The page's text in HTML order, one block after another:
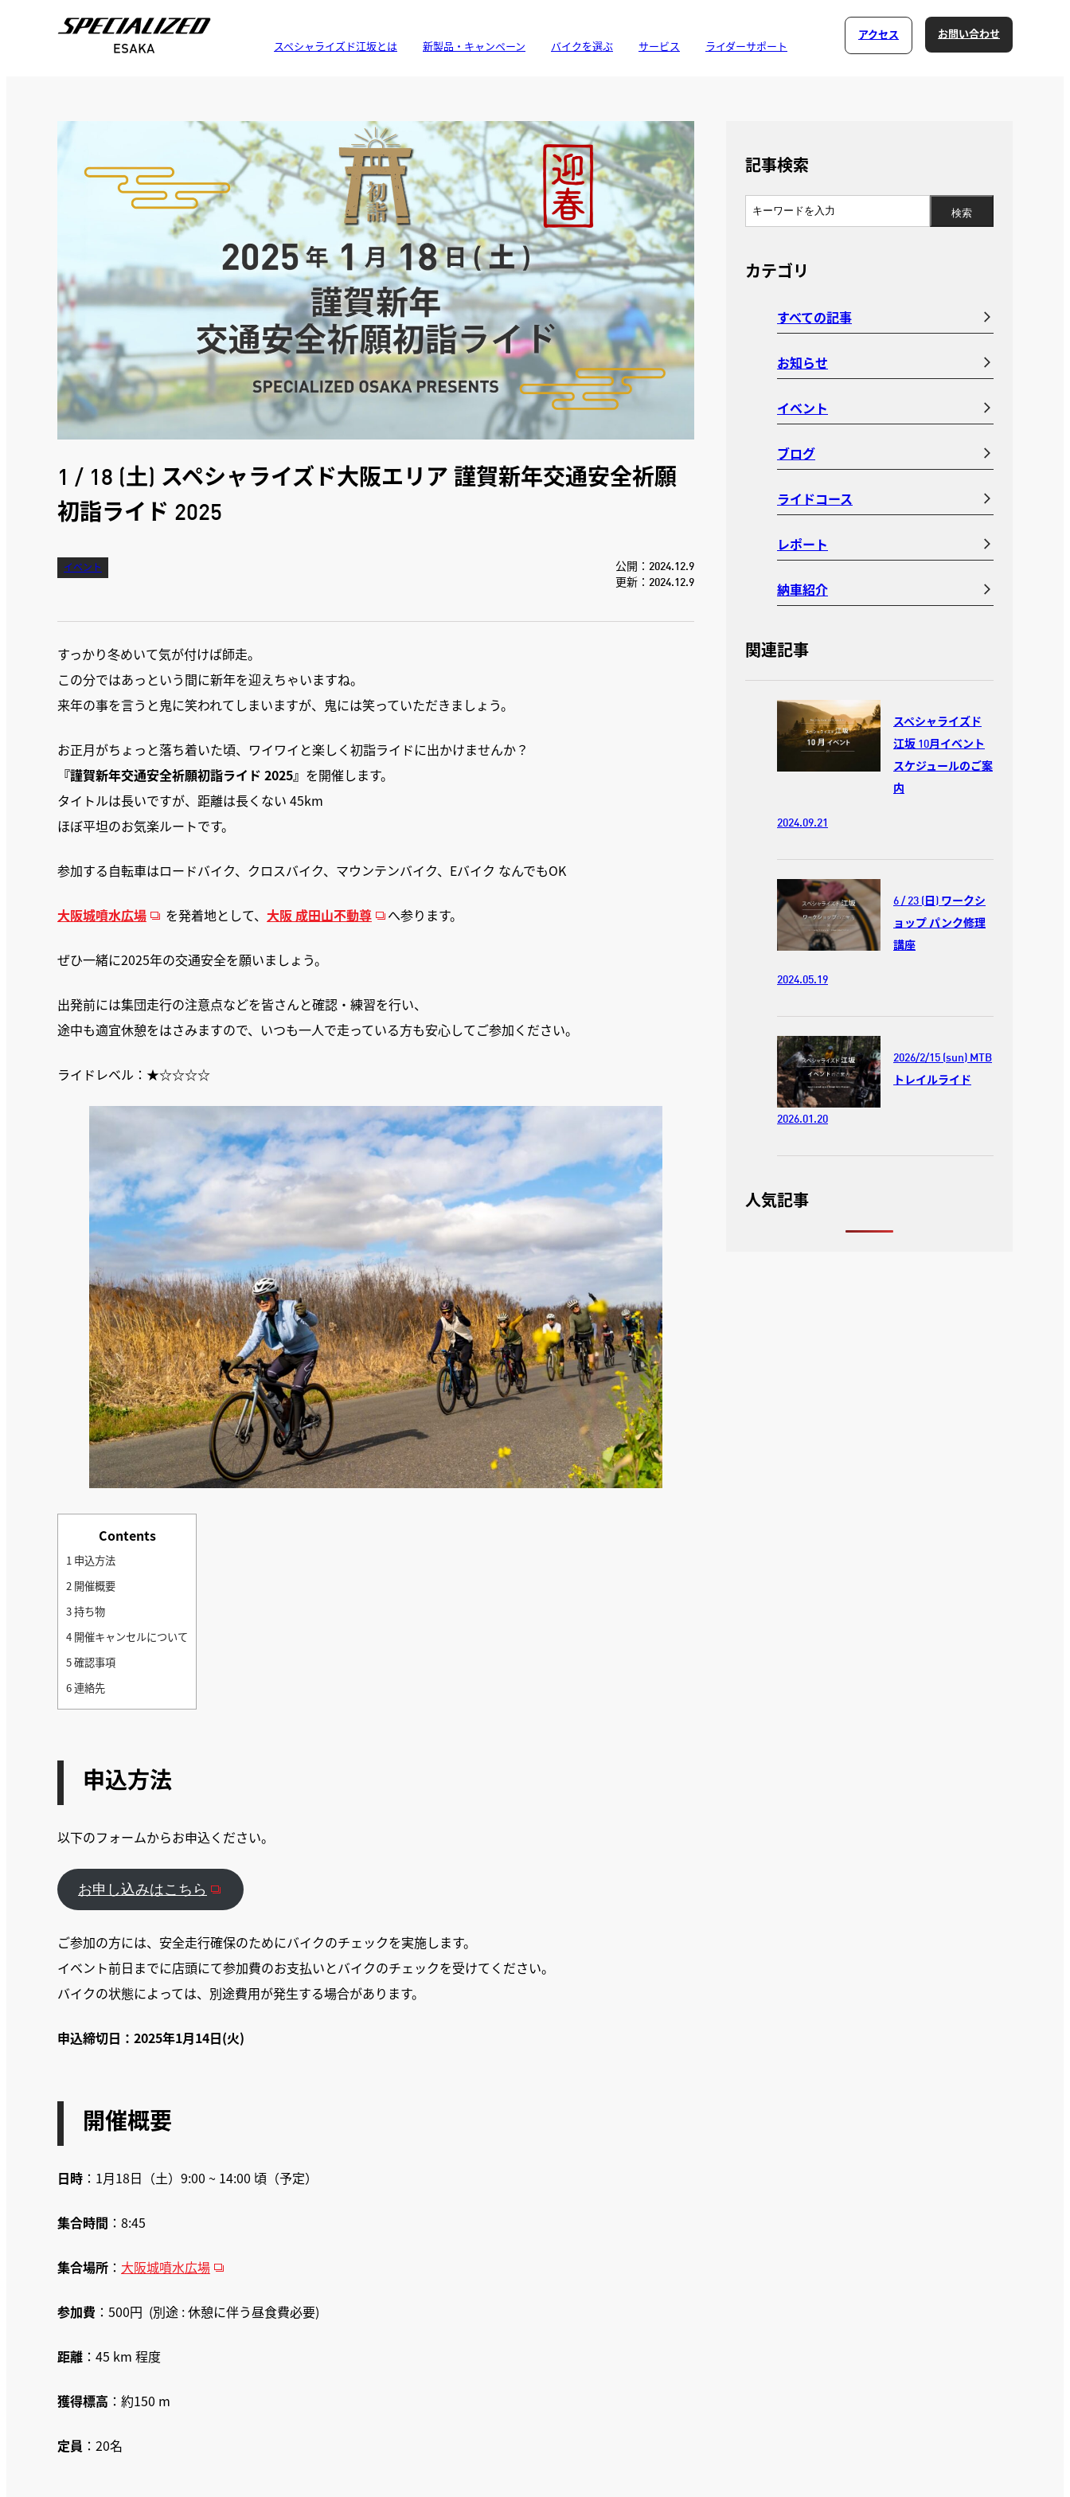
スペシャライズド江坂とは 新製品・キャンペーン バイクを選ぶ サービス ライダーサポート
アクセス お問い合わせ
1 / 18 (土) スペシャライズド大阪エリア 謹賀新年交通安全祈願
初詣ライド 2025
イベント
公開：2024.12.9
更新：2024.12.9
すっかり冬めいて気が付けば師走。
この分ではあっという間に新年を迎えちゃいますね。
来年の事を言うと鬼に笑われてしまいますが、鬼には笑っていただきましょう。
お正月がちょっと落ち着いた頃、ワイワイと楽しく初詣ライドに出かけませんか？
『謹賀新年交通安全祈願初詣ライド 2025』 を開催します。
タイトルは長いですが、距離は長くない 45km
ほぼ平坦のお気楽ルートです。
参加する自転車はロードバイク、クロスバイク、マウンテンバイク、Eバイク なんでもOK
大阪城噴水広場 を発着地として、 大阪 成田山不動尊 へ参ります。
ぜひ一緒に2025年の交通安全を願いましょう。
出発前には集団走行の注意点などを皆さんと確認・練習を行い、
途中も適宜休憩をはさみますので、いつも一人で走っている方も安心してご参加ください。
ライドレベル：★☆☆☆☆
Contents
1 申込方法
2 開催概要
3持ち物
4 開催キャンセルについて
5確認事項
6連絡先
申込方法
以下のフォームからお申込ください。
お申し込みはこちら
ご参加の方には、安全走行確保のためにバイクのチェックを実施します。
イベント前日までに店頭にて参加費のお支払いとバイクのチェックを受けてください。
バイクの状態によっては、別途費用が発生する場合があります。
申込締切日：2025年1月14日(火)
開催概要
日時 ：1月18日（土）9:00 ~ 14:00 頃（予定）
集合時間 ：8:45
集合場所 ： 大阪城噴水広場
参加費 ：500円 (別途 : 休憩に伴う昼食費必要)
距離 ：45 km 程度
獲得標高 ：約150 m
定員 ：20名
記事検索
カテゴリ
すべての記事
お知らせ
イベント
ブログ
ライドコース
レポート
納車紹介
関連記事
スペシャライズド
江坂 10月イベント
スケジュールのご案
内
2024.09.21
6 / 23 (日) ワークシ
ョップ パンク修理
講座
2024.05.19
2026/2/15 (sun) MTB
トレイルライド
2026.01.20
人気記事